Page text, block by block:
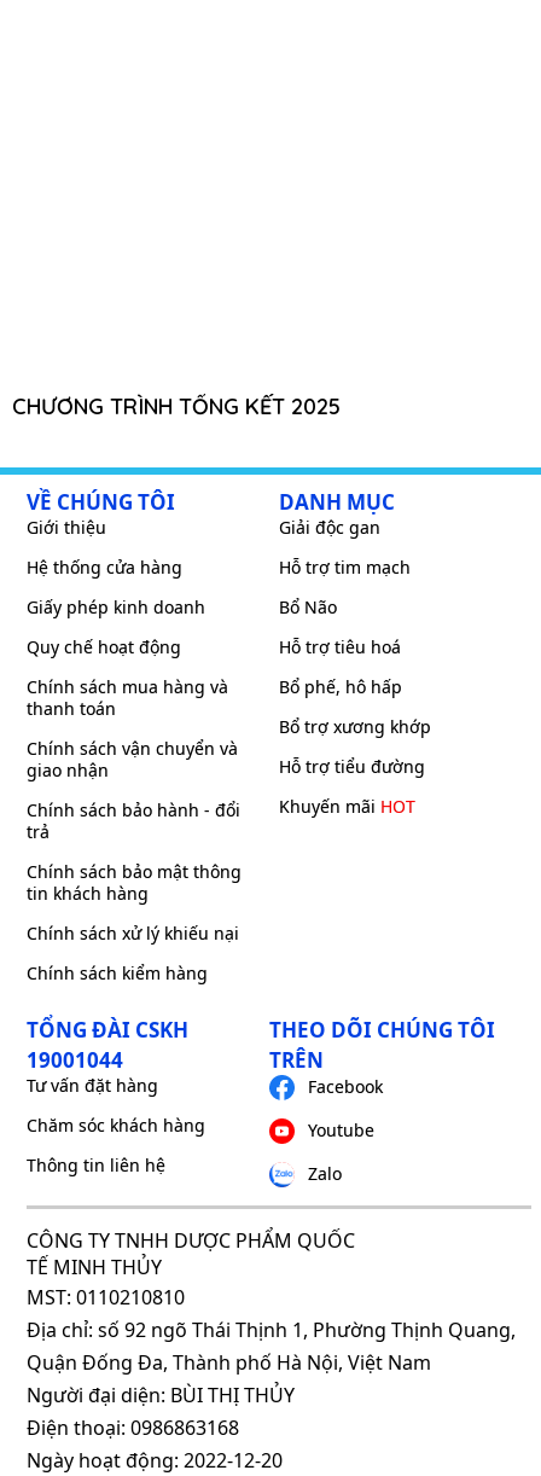
CHƯƠNG TRÌNH TỔNG KẾT 2025
VỀ CHÚNG TÔI
Giới thiệu
Hệ thống cửa hàng
Giấy phép kinh doanh
Quy chế hoạt động
Chính sách mua hàng và
thanh toán
Chính sách vận chuyển và
giao nhận
Chính sách bảo hành - đổi
trả
Chính sách bảo mật thông
tin khách hàng
Chính sách xử lý khiếu nại
Chính sách kiểm hàng
DANH MỤC
Giải độc gan
Hỗ trợ tim mạch
Bổ Não
Hỗ trợ tiêu hoá
Bổ phế, hô hấp
Bổ trợ xương khớp
Hỗ trợ tiểu đường
Khuyến mãi HOT
TỔNG ĐÀI CSKH
19001044
Tư vấn đặt hàng
Chăm sóc khách hàng
Thông tin liên hệ
THEO DÕI CHÚNG TÔI
TRÊN
Facebook
Youtube
Zalo
CÔNG TY TNHH DƯỢC PHẨM QUỐC
TẾ MINH THỦY
MST: 0110210810
Địa chỉ: số 92 ngõ Thái Thịnh 1, Phường Thịnh Quang,
Quận Đống Đa, Thành phố Hà Nội, Việt Nam
Người đại diện: BÙI THỊ THỦY
Điện thoại: 0986863168
Ngày hoạt động: 2022-12-20